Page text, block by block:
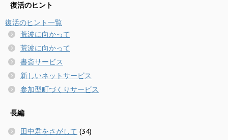
復活のヒント
復活のヒント一覧
荒波に向かって
荒波に向かって
書斎サービス
新しいネットサービス
参加型町づくりサービス
長編
田中君をさがして (34)